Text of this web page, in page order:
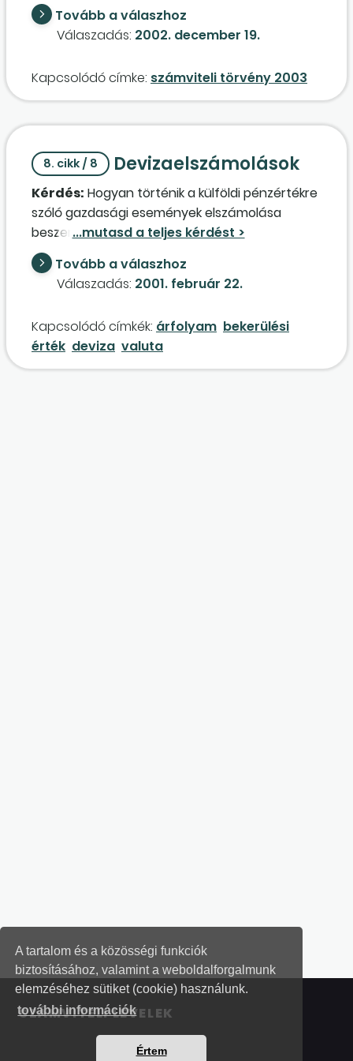
A tartalom és a közösségi funkciók
biztosításához, valamint a weboldalforgalmunk
elemzéséhez sütiket (cookie) használunk.
további információk
Értem
Tovább a válaszhoz
Válaszadás: 2002. december 19.
Kapcsolódó címke: számviteli törvény 2003
8. cikk / 8 Devizaelszámolások
Kérdés: Hogyan történik a külföldi pénzértékre
szóló gazdasági események elszámolása
beszerzéshez kapcsolódóan?
Tovább a válaszhoz
Válaszadás: 2001. február 22.
Kapcsolódó címkék: árfolyam bekerülési
érték deviza valuta
SZÁMVITELI LEVELEK